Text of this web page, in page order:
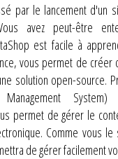
par le lancement d'un
avez peut-être
est facile à
vous permet de créer
solution open-source.
permet de gérer le
Comme vous le
de gérer facilement